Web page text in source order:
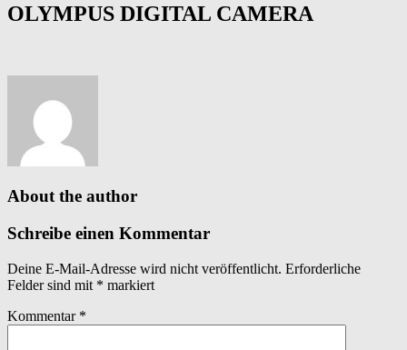
OLYMPUS DIGITAL CAMERA
About the author
Schreibe einen Kommentar
Deine E-Mail-Adresse wird nicht veröffentlicht. Erforderliche
Felder sind mit * markiert
Kommentar *